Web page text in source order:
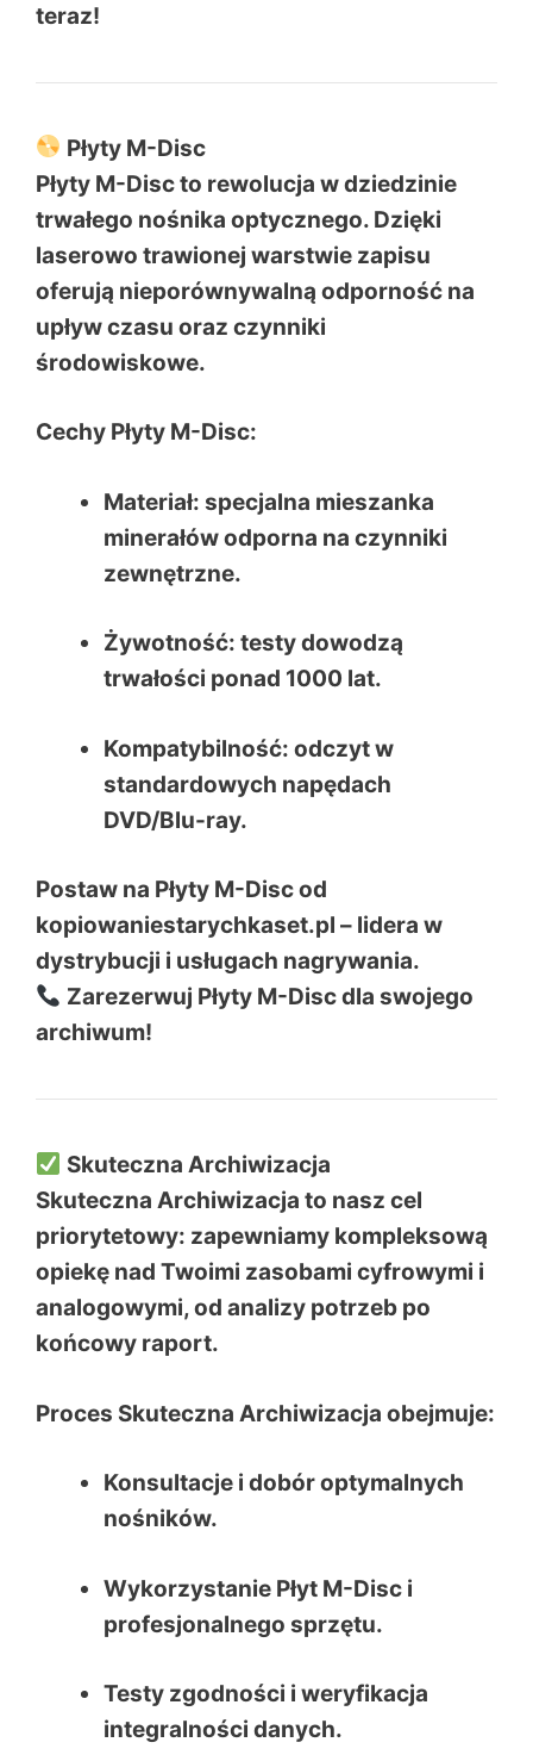
teraz!
Płyty M-Disc
Płyty M-Disc to rewolucja w dziedzinie
trwałego nośnika optycznego. Dzięki
laserowo trawionej warstwie zapisu
oferują nieporównywalną odporność na
upływ czasu oraz czynniki
środowiskowe.
Cechy Płyty M-Disc:
Materiał: specjalna mieszanka
minerałów odporna na czynniki
zewnętrzne.
Żywotność: testy dowodzą
trwałości ponad 1000 lat.
Kompatybilność: odczyt w
standardowych napędach
DVD/Blu-ray.
Postaw na Płyty M-Disc od
kopiowaniestarychkaset.pl – lidera w
dystrybucji i usługach nagrywania.
Zarezerwuj Płyty M-Disc dla swojego
archiwum!
Skuteczna Archiwizacja
Skuteczna Archiwizacja to nasz cel
priorytetowy: zapewniamy kompleksową
opiekę nad Twoimi zasobami cyfrowymi i
analogowymi, od analizy potrzeb po
końcowy raport.
Proces Skuteczna Archiwizacja obejmuje:
Konsultacje i dobór optymalnych
nośników.
Wykorzystanie Płyt M-Disc i
profesjonalnego sprzętu.
Testy zgodności i weryfikacja
integralności danych.